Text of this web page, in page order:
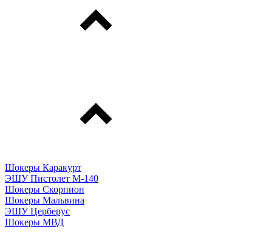
Шокеры Каракурт
ЭШУ Пистолет М-140
Шокеры Скорпион
Шокеры Мальвина
ЭШУ Церберус
Шокеры МВД